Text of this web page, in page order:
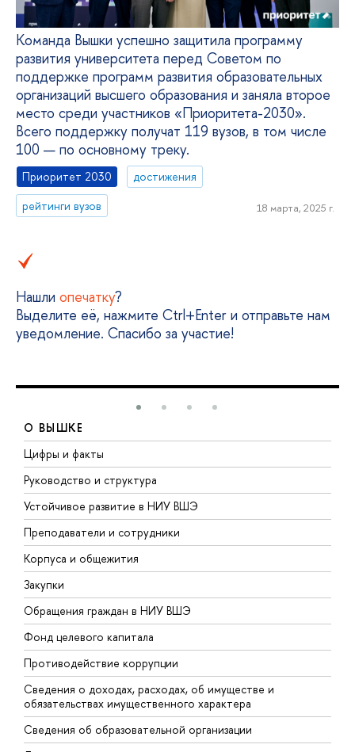
Команда Вышки успешно защитила программу
развития университета перед Советом по
поддержке программ развития образовательных
организаций высшего образования и заняла второе
место среди участников «Приоритета-2030».
Всего поддержку получат 119 вузов, в том числе
100 — по основному треку.
Приоритет 2030
достижения
рейтинги вузов
18 марта, 2025 г.
Нашли опечатку?
Выделите её, нажмите Ctrl+Enter и отправьте нам
уведомление. Спасибо за участие!
О ВЫШКЕ
Цифры и факты
Руководство и структура
Устойчивое развитие в НИУ ВШЭ
Преподаватели и сотрудники
Корпуса и общежития
Закупки
Обращения граждан в НИУ ВШЭ
Фонд целевого капитала
Противодействие коррупции
Сведения о доходах, расходах, об имуществе и
обязательствах имущественного характера
Сведения об образовательной организации